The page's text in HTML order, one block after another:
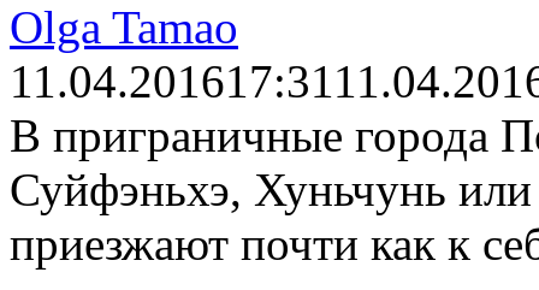
Olga Tamao
11.04.201617:31
В приграничные города
Суйфэньхэ, Хуньчунь
приезжают почти как к